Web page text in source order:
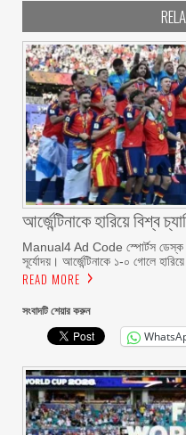
আর্জেন্টিনাকে হারিয়ে বিশ্ব
Manual4 Ad Code স্পোর্টস ডেস্ক
সূর্যোদয়। আর্জেন্টিনাকে ১-০ গোলে হারিয়ে
READ MORE
সংবাদটি শেয়ার করুন